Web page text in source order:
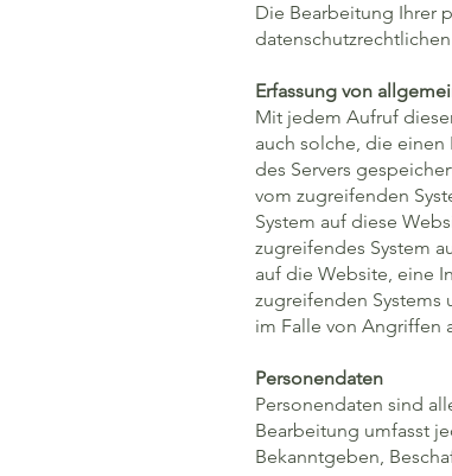
Die Bearbeitung Ihrer
Erfassung von
Mit jedem Aufruf
auch solche, die
des Servers
vom zugreifenden
System auf diese
zugreifendes System
auf die Website, eine
zugreifenden
im Falle von Angriffen
Personendaten
Personendaten sind
Bearbeitung umfasst
Bekanntgeben,